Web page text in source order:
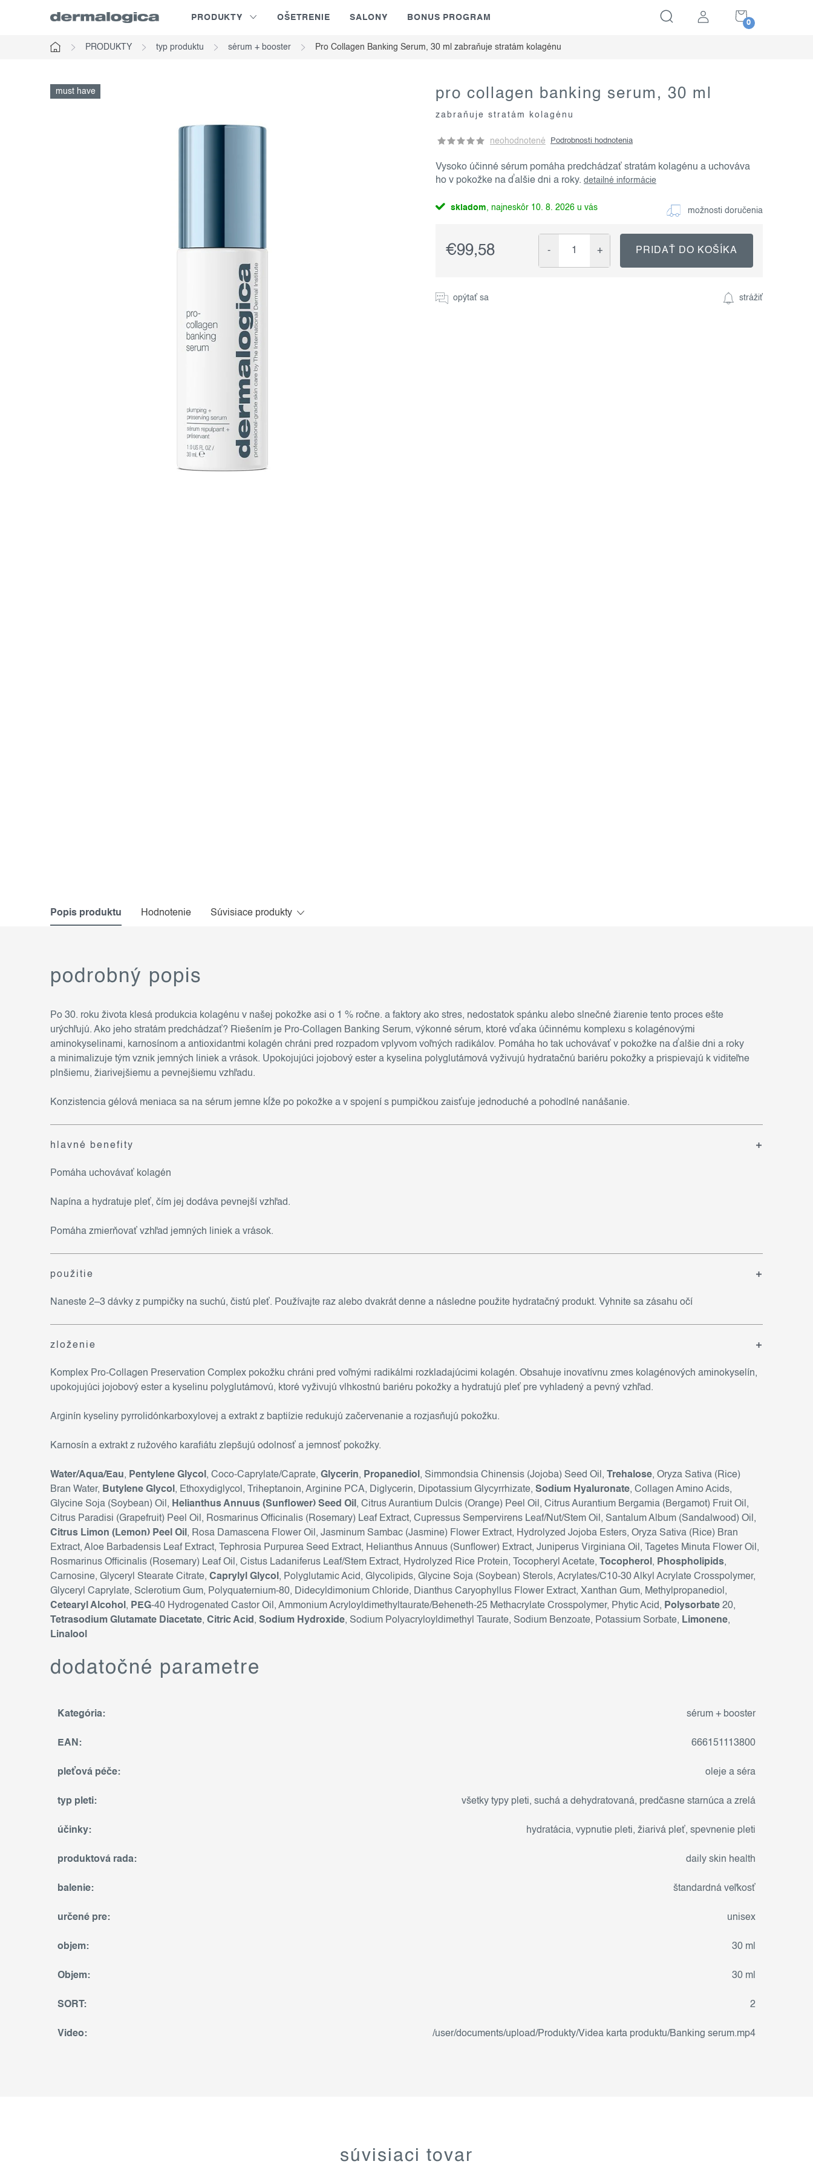
NÁKUPNÝ
KOŠÍK
PRODUKTY OŠETRENIE SALONY BONUS PROGRAM
PRODUKTY typ produktu sérum + booster Pro Collagen Banking Serum, 30 ml zabraňuje stratám kolagénu
must have pro collagen banking serum, 30 ml
zabraňuje stratám kolagénu
neohodnotené Podrobnosti hodnotenia
Vysoko účinné sérum pomáha predchádzať stratám kolagénu a uchováva
ho v pokožke na ďalšie dni a roky. detailné informácie
skladom 10. 8. 2026 možnosti doručenia
€99,58 PRIDAŤ DO KOŠÍKA
opýtať sa strážiť
Popis produktu Hodnotenie Súvisiace produkty
podrobný popis
Po 30. roku života klesá produkcia kolagénu v našej pokožke asi o 1 % ročne. a faktory ako stres, nedostatok spánku alebo slnečné žiarenie tento proces ešte
urýchľujú. Ako jeho stratám predchádzať? Riešením je Pro-Collagen Banking Serum, výkonné sérum, ktoré vďaka účinnému komplexu s kolagénovými
aminokyselinami, karnosínom a antioxidantmi kolagén chráni pred rozpadom vplyvom voľných radikálov. Pomáha ho tak uchovávať v pokožke na ďalšie dni a roky
a minimalizuje tým vznik jemných liniek a vrások. Upokojujúci jojobový ester a kyselina polyglutámová vyživujú hydratačnú bariéru pokožky a prispievajú k viditeľne
plnšiemu, žiarivejšiemu a pevnejšiemu vzhľadu.
Konzistencia gélová meniaca sa na sérum jemne kĺže po pokožke a v spojení s pumpičkou zaisťuje jednoduché a pohodlné nanášanie.
hlavné benefity
Pomáha uchovávať kolagén
Napína a hydratuje pleť, čím jej dodáva pevnejší vzhľad.
Pomáha zmierňovať vzhľad jemných liniek a vrások.
použitie
Naneste 2–3 dávky z pumpičky na suchú, čistú pleť. Používajte raz alebo dvakrát denne a následne použite hydratačný produkt. Vyhnite sa zásahu očí
zloženie
Komplex Pro-Collagen Preservation Complex pokožku chráni pred voľnými radikálmi rozkladajúcimi kolagén. Obsahuje inovatívnu zmes kolagénových aminokyselín,
upokojujúci jojobový ester a kyselinu polyglutámovú, ktoré vyživujú vlhkostnú bariéru pokožky a hydratujú pleť pre vyhladený a pevný vzhľad.
Arginín kyseliny pyrrolidónkarboxylovej a extrakt z baptiízie redukujú začervenanie a rozjasňujú pokožku.
Karnosín a extrakt z ružového karafiátu zlepšujú odolnosť a jemnosť pokožky.
Water/Aqua/Eau, Pentylene Glycol , Coco-Caprylate/Caprate, Glycerin, Propanediol , Simmondsia Chinensis (Jojoba) Seed Oil, Trehalose, Oryza Sativa (Rice)
Bran Water, Butylene Glycol , Ethoxydiglycol, Triheptanoin, Arginine PCA, Diglycerin, Dipotassium Glycyrrhizate, Sodium Hyaluronate, Collagen Amino Acids,
Glycine Soja (Soybean) Oil, Helianthus Annuus (Sunflower) Seed Oil , Citrus Aurantium Dulcis (Orange) Peel Oil, Citrus Aurantium Bergamia (Bergamot) Fruit Oil,
Citrus Paradisi (Grapefruit) Peel Oil, Rosmarinus Officinalis (Rosemary) Leaf Extract, Cupressus Sempervirens Leaf/Nut/Stem Oil, Santalum Album (Sandalwood) Oil,
Citrus Limon (Lemon) Peel Oil , Rosa Damascena Flower Oil, Jasminum Sambac (Jasmine) Flower Extract, Hydrolyzed Jojoba Esters, Oryza Sativa (Rice) Bran
Extract, Aloe Barbadensis Leaf Extract, Tephrosia Purpurea Seed Extract, Helianthus Annuus (Sunflower) Extract, Juniperus Virginiana Oil, Tagetes Minuta Flower Oil,
Rosmarinus Officinalis (Rosemary) Leaf Oil, Cistus Ladaniferus Leaf/Stem Extract, Hydrolyzed Rice Protein, Tocopheryl Acetate,
Tocopherol , Phospholipids,
Carnosine, Glyceryl Stearate Citrate, Caprylyl Glycol , Polyglutamic Acid, Glycolipids, Glycine Soja (Soybean) Sterols, Acrylates/C10-30 Alkyl Acrylate Crosspolymer,
Glyceryl Caprylate, Sclerotium Gum, Polyquaternium-80, Didecyldimonium Chloride, Dianthus Caryophyllus Flower Extract, Xanthan Gum, Methylpropanediol,
Cetearyl Alcohol , PEG-40 Hydrogenated Castor Oil, Ammonium Acryloyldimethyltaurate/Beheneth-25 Methacrylate Crosspolymer, Phytic Acid, Polysorbate 20,
Tetrasodium Glutamate Diacetate, Citric Acid , Sodium Hydroxide, Sodium Polyacryloyldimethyl Taurate, Sodium Benzoate, Potassium Sorbate, Limonene,
Linalool
dodatočné parametre
Kategória: sérum + booster
EAN : 666151113800
pleťová péče: oleje a séra
typ pleti: všetky typy pleti, suchá a dehydratovaná, predčasne starnúca a zrelá
účinky: hydratácia, vypnutie pleti, žiarivá pleť, spevnenie pleti
produktová rada: daily skin health
balenie: štandardná veľkosť
určené pre: unisex
objem: 30 ml
Objem: 30 ml
SORT : 2
Video: /user/documents/upload/Produkty/Videa karta produktu/Banking serum.mp4
súvisiaci tovar